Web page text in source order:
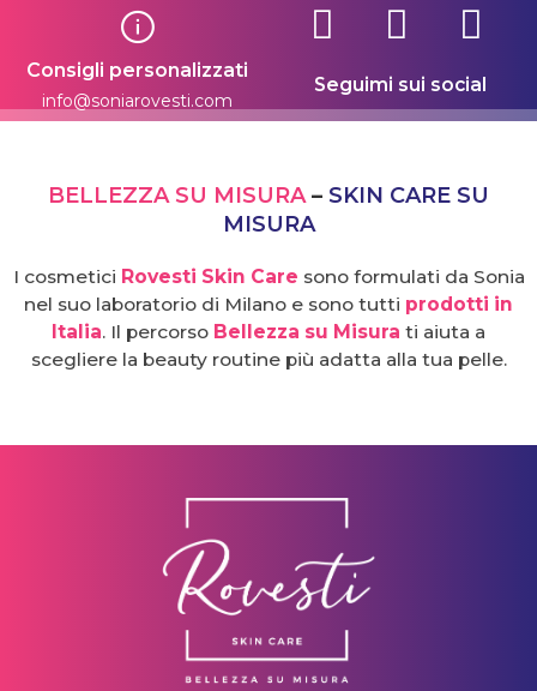
Consigli personalizzati
info@soniarovesti.com
Seguimi sui social
BELLEZZA SU MISURA– SKIN CARE SU
MISURA
I cosmetici Rovesti Skin Care sono formulati da Sonia
nel suo laboratorio di Milano e sono tutti prodotti in
Italia. Il percorso Bellezza su Misura ti aiuta a
scegliere la beauty routine più adatta alla tua pelle.